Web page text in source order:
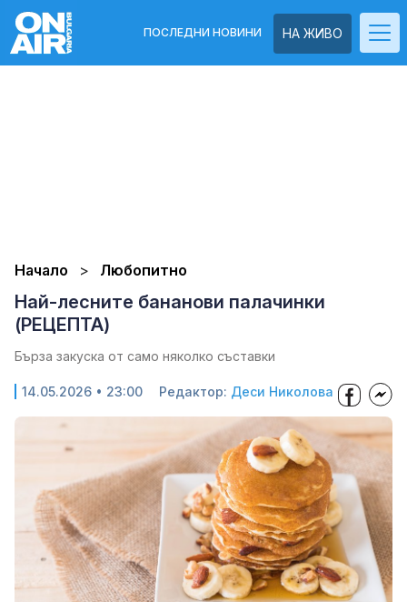
НА ЖИВО
ПОСЛЕДНИ НОВИНИ
Начало Любопитно
Най-лесните бананови палачинки
(РЕЦЕПТА)
Бърза закуска от само няколко съставки
14.05.2026 • 23:00 Редактор: Деси Николова